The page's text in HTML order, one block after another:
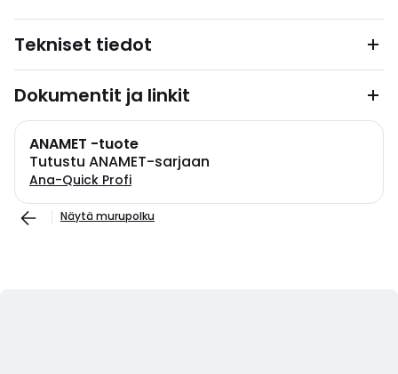
Tekniset tiedot
Dokumentit ja linkit
ANAMET -tuote
Tutustu ANAMET-sarjaan
Ana-Quick Profi
Näytä murupolku